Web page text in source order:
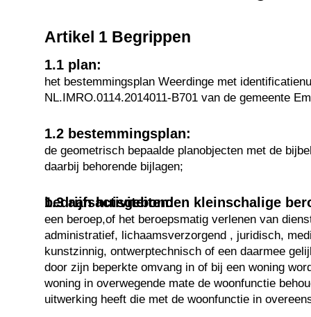
Artikel 1 Begrippen
1.1 plan:
het bestemmingsplan Weerdinge met
NL.IMRO.0114.2014011-B701 van de gemeente
1.2 bestemmingsplan:
de geometrisch bepaalde planobjecten met de
daarbij behorende bijlagen;
1.3 aan huisgebonden kleinschalige beroep- of bedrijfsactiviteiten:
een beroep,of het beroepsmatig verlenen van
administratief, lichaamsverzorgend , juridisch,
kunstzinnig, ontwerptechnisch of een daarmee
door zijn beperkte omvang in of bij een woning
woning in overwegende mate de woonfunctie
uitwerking heeft die met de woonfunctie in